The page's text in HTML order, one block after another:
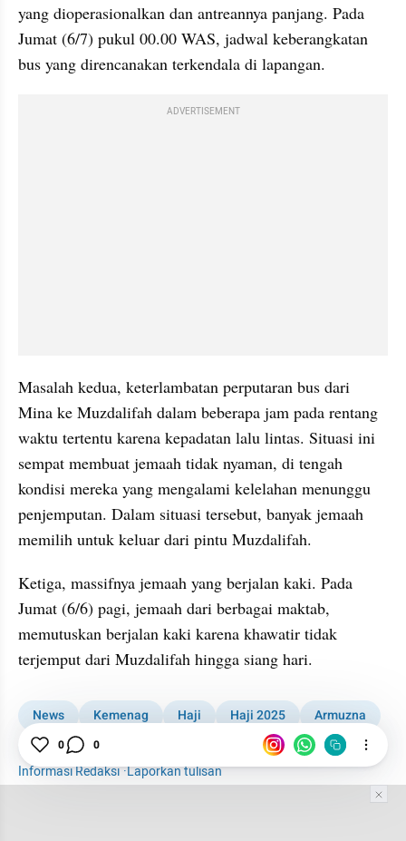
yang dioperasionalkan dan antreannya panjang. Pada
Jumat (6/7) pukul 00.00 WAS, jadwal keberangkatan
bus yang direncanakan terkendala di lapangan.
ADVERTISEMENT
Masalah kedua, keterlambatan perputaran bus dari
Mina ke Muzdalifah dalam beberapa jam pada rentang
waktu tertentu karena kepadatan lalu lintas. Situasi ini
sempat membuat jemaah tidak nyaman, di tengah
kondisi mereka yang mengalami kelelahan menunggu
penjemputan. Dalam situasi tersebut, banyak jemaah
memilih untuk keluar dari pintu Muzdalifah.
Ketiga, massifnya jemaah yang berjalan kaki. Pada
Jumat (6/6) pagi, jemaah dari berbagai maktab,
memutuskan berjalan kaki karena khawatir tidak
terjemput dari Muzdalifah hingga siang hari.
News Kemenag Haji Haji 2025
Armuzna
Jemaah Haji
Informasi Redaksi·Laporkan tulisan
0 0